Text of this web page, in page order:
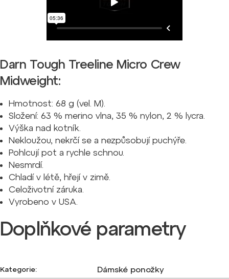
Darn Tough Treeline Micro Crew
Midweight:
Hmotnost: 68 g (vel. M).
Složení: 63 % merino vlna, 35 % nylon, 2 % lycra.
Výška nad kotník.
Nekloužou, nekrčí se a nezpůsobují puchýře.
Pohlcují pot a rychle schnou.
Nesmrdí.
Chladí v létě, hřejí v zimě.
Celoživotní záruka.
Vyrobeno v USA.
Doplňkové parametry
Kategorie: Dámské ponožky